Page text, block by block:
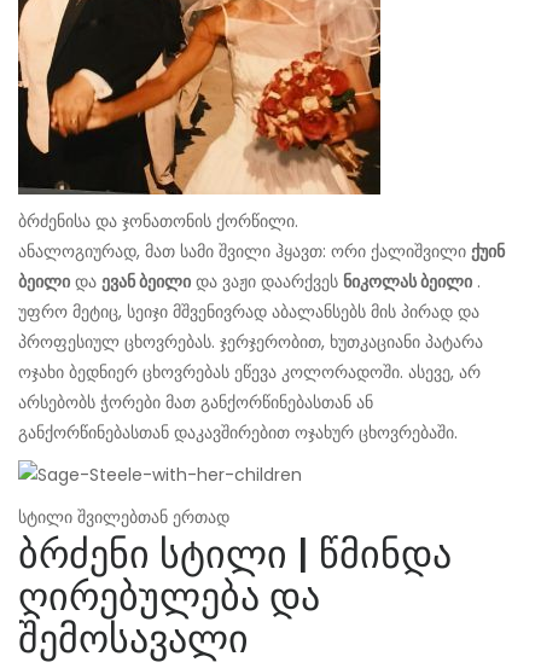
ბრძენისა და ჯონათონის ქორწილი.
ანალოგიურად, მათ სამი შვილი ჰყავთ: ორი ქალიშვილი ქუინ
ბეილი და ევან ბეილი და ვაჟი დაარქვეს ნიკოლას ბეილი .
უფრო მეტიც, სეიჯი მშვენივრად აბალანსებს მის პირად და
პროფესიულ ცხოვრებას. ჯერჯერობით, ხუთკაციანი პატარა
ოჯახი ბედნიერ ცხოვრებას ეწევა კოლორადოში. ასევე, არ
არსებობს ჭორები მათ განქორწინებასთან ან
განქორწინებასთან დაკავშირებით ოჯახურ ცხოვრებაში.
სტილი შვილებთან ერთად
ბრძენი სტილი | წმინდა
ღირებულება და
შემოსავალი